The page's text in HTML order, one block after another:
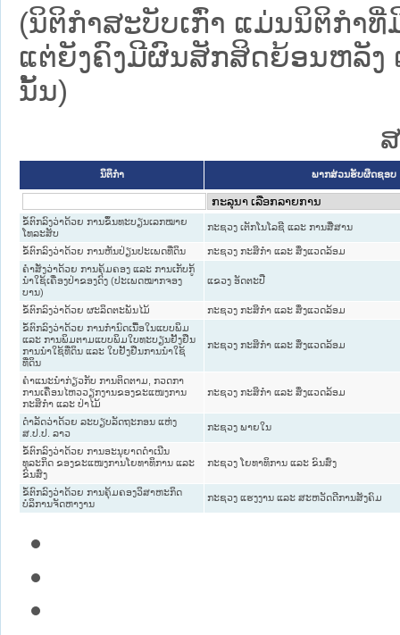
(ນິຕິກໍາສະບັບເກົ່າ ແມ່ນນິຕິກໍາ
ແຕ່ຍັງຄົງມີຜົນສັກສິດຍ້ອນຫລັງ
ນັ້ນ)
ນິຕິກໍາ ພາກສ່ວນຮັບຜິດຊອບ
ຂໍ້ຕົກລົງວ່າດ້ວຍ ການຂຶ້ນທະບຽນເລກໝາຍ
ໂທລະສັບ
ກະຊວງ ເຕັກໂນໂລຊີ ແລະ ການສື່ສານ
ຂໍ້ຕົກລົງວ່າດ້ວຍ ການຫັນປ່ຽນປະເພດທີ່ດິນ
ກະຊວງ ກະສິກຳ ແລະ ສິ່ງແວດລ້ອມ
ຄຳສັ່ງວ່າດ້ວຍ ການຄຸ້ມຄອງ ແລະ ການເກັບກູ້
ນຳໃຊ້ເຄື່ອງປ່າຂອງດົງ (ປະເພດໝາກຈອງ
ບານ)
ແຂວງ ອັດຕະປື
ຂໍ້ຕົກລົງວ່າດ້ວຍ ຜະລິດຕະພັນໄມ້
ກະຊວງ ກະສິກຳ ແລະ ສິ່ງແວດລ້ອມ
ຂໍ້ຕົກລົງວ່າດ້ວຍ ການກຳນົດເນື້ອໃນແບບພິມ
ແລະ ການພິມຕາມແບບພິມໃບທະບຽນຢັ້ງຢືນ
ການນຳໃຊ້ທີ່ດິນ ແລະ ໃບຢັ້ງຢືນການນຳໃຊ້
ທີ່ດິນ
ກະຊວງ ກະສິກຳ ແລະ ສິ່ງແວດລ້ອມ
ຄຳແນະນຳກ່ຽວກັບ ການຕິດຕາມ, ກວດກາ
ການເຄື່ອນໄຫວວຽກງານຂອງຂະແໜງການ
ກະສິກຳ ແລະ ປ່າໄມ້
ກະຊວງ ກະສິກຳ ແລະ ສິ່ງແວດລ້ອມ
ດຳລັດວ່າດ້ວຍ ລະບຽບລັດຖະກອນ ແຫ່ງ
ສ.ປ.ປ. ລາວ
ກະຊວງ ພາຍໃນ
ຂໍ້ຕົກລົງວ່າດ້ວຍ ການອະນຸຍາດດຳເນີນ
ທຸລະກິດ ຂອງຂະແໜງການໂຍທາທິການ ແລະ
ຂົນສົ່ງ
ກະຊວງ ໂຍທາທິການ ແລະ ຂົນສົ່ງ
ຂໍ້ຕົກລົງວ່າດ້ວຍ ການຄຸ້ມຄອງວິສາຫະກິດ
ບໍລິການຈັດຫາງານ
ກະຊວງ ແຮງງານ ແລະ ສະຫວັດດີການສັງຄົມ